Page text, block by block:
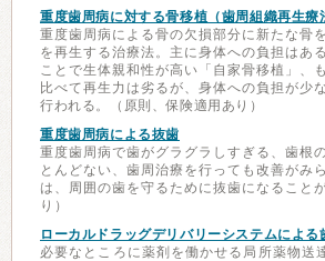
重度歯周病に対する骨移植（歯周組織再生療
重度歯周病による骨の欠損部分に新たな骨
を再生する治療法。主に身体への負担はあ
ことで生体親和性が高い「自家骨移植」、
比べて再生力は劣るが、身体への負担が少
行われる。（原則、保険適用あり）
重度歯周病による抜歯
重度歯周病で歯がグラグラしすぎる、歯根
とんどない、歯周治療を行っても改善がみ
は、周囲の歯を守るために抜歯になること
り）
ローカルドラッグデリバリーシステムによる
必要なところに薬剤を働かせる局所薬物送